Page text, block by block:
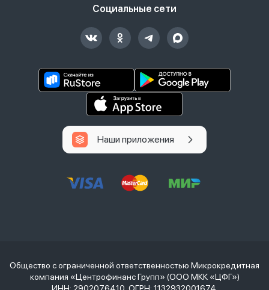
Социальные сети
Наши приложения
Общество с ограниченной ответственностью Микрокредитная
компания «Центрофинанс Групп» (ООО МКК «ЦФГ»)